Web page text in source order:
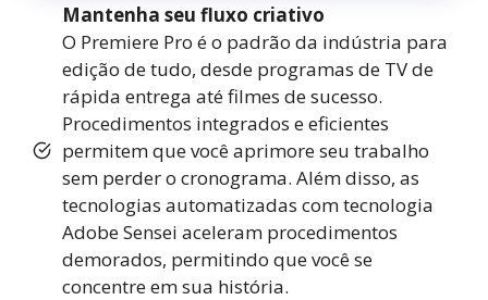
Mantenha seu fluxo criativo
O Premiere Pro é o padrão da indústria para
edição de tudo, desde programas de TV de
rápida entrega até filmes de sucesso.
Procedimentos integrados e eficientes
permitem que você aprimore seu trabalho
sem perder o cronograma. Além disso, as
tecnologias automatizadas com tecnologia
Adobe Sensei aceleram procedimentos
demorados, permitindo que você se
concentre em sua história.